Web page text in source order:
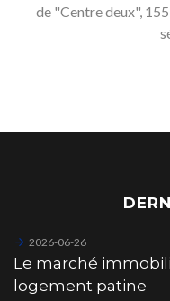
de "Centre deux",
2026-06-26
Le marché
logement patine